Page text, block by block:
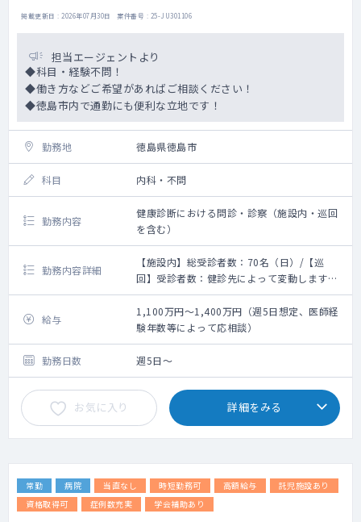
掲載更新日 : 2026年07月30日 案件番号 : 25-JU301106
担当エージェントより
◆科目・経験不問！
◆働き方などご希望があればご相談ください！
◆徳島市内で通勤にも便利な立地です！
勤務地 徳島県徳島市
科目 内科・不問
勤務内容
健康診断における問診・診察（施設内・巡回
を含む）
勤務内容詳細
【施設内】総受診者数：70名（日）/【巡
回】受診者数：健診先によって変動します
【施設健診】
施設内の健康診断・人間ドックの診察をお願
いします。
【巡回健診】
・受付終了時間から30分後くらいまでをご勤
務時間としております
・健診先：徳島県内
・受診者；協会けんぽ加入者の被扶養者の方
が主となります
はじめに説明を行った後、診察をお願いする
形になります。
給与
1,100万円～1,400万円（週5日想定、医師経
験年数等によって応相談）
勤務日数 週5日～
お気に入り 詳細をみる
常勤 病院 当直なし 時短勤務可 高額給与
託児施設あり
資格取得可
症例数充実 学会補助あり